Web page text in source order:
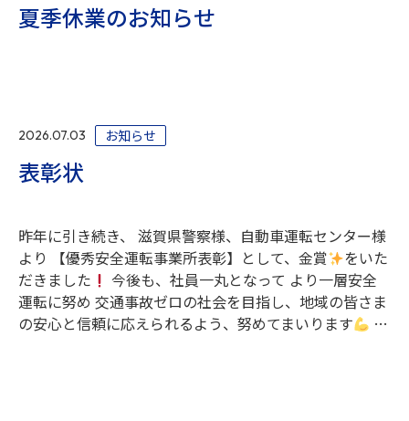
夏季休業のお知らせ
2026.07.03 お知らせ
表彰状
昨年に引き続き、 滋賀県警察様、自動車運転センター様
より 【優秀安全運転事業所表彰】として、金賞
をいた
だきました
今後も、社員一丸となって より一層安全
運転に努め 交通事故ゼロの社会を目指し、地域の皆さま
の安心と信頼に応えられるよう、努めてまいります
…